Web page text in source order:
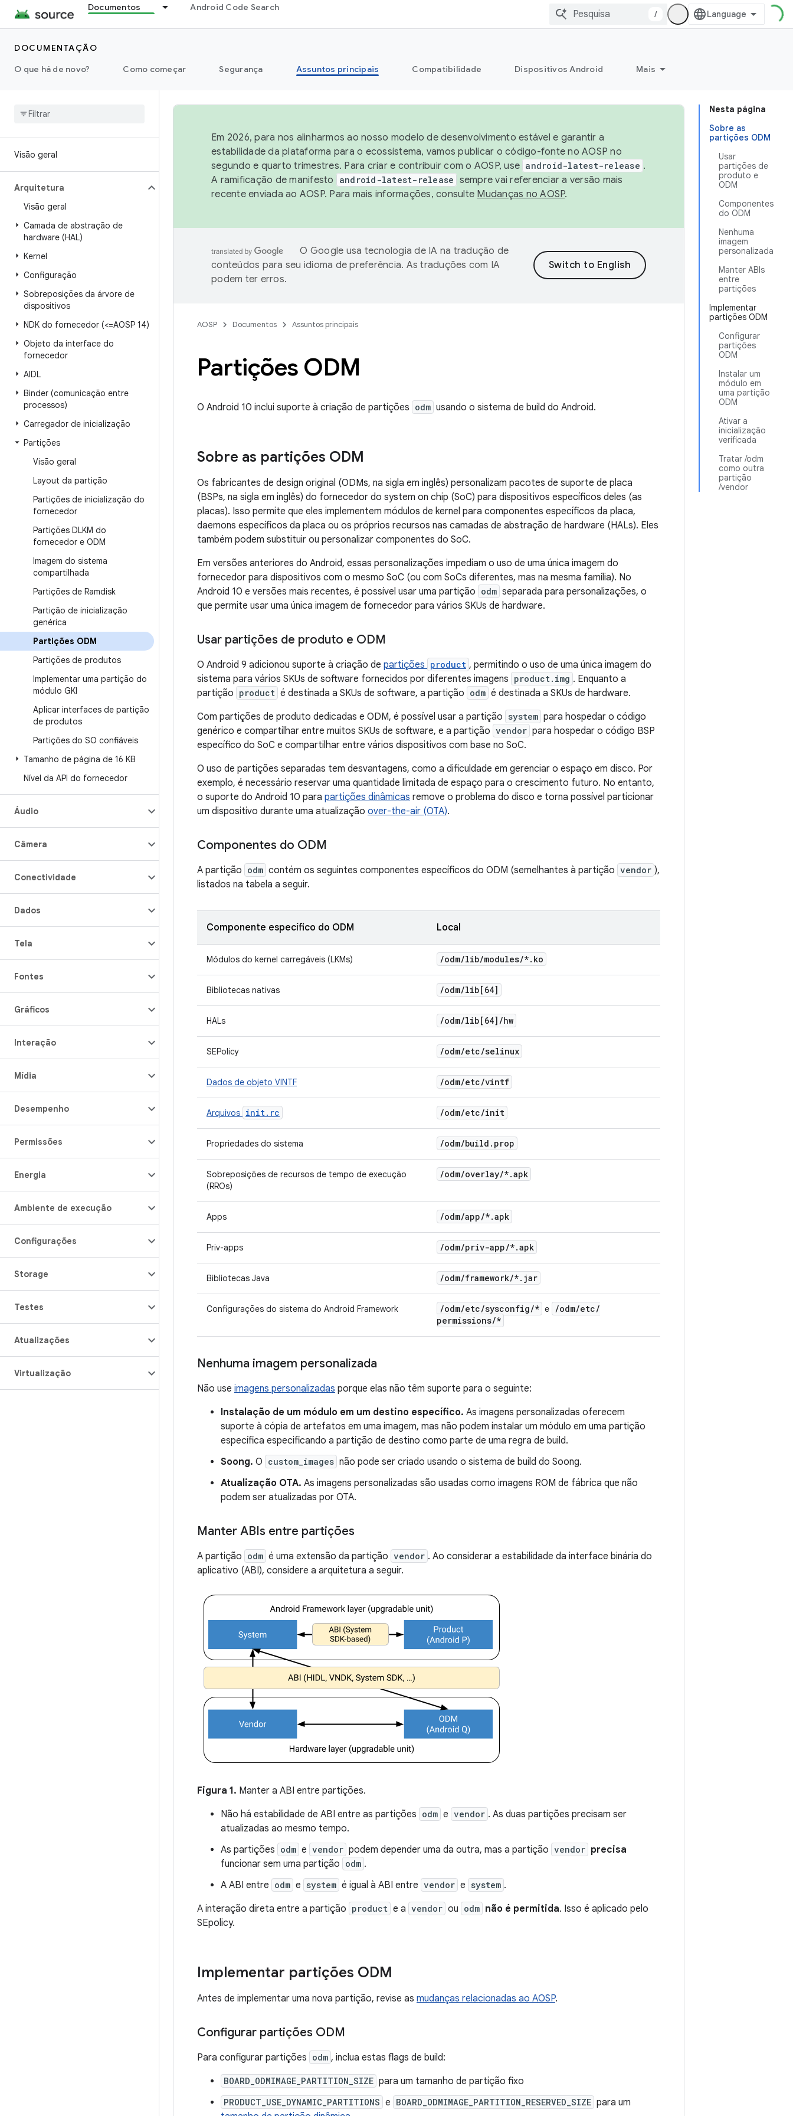
Documentos Android Code Search
/
DOCUMENTAÇÃO
O que há de novo?
Como começar Segurança Assuntos principais Compatibilidade Dispositivos Android Mais
Visão geral
Arquitetura
Visão geral
Camada de abstração de
hardware (HAL)
Kernel
Configuração
Sobreposições da árvore de
dispositivos
NDK do fornecedor (<=AOSP 14)
Objeto da interface do
fornecedor
AIDL
Binder (comunicação entre
processos)
Carregador de inicialização
Partições
Visão geral
Layout da partição
Partições de inicialização do
fornecedor
Partições DLKM do
fornecedor e ODM
Imagem do sistema
compartilhada
Partições de Ramdisk
Partição de inicialização
genérica
Partições ODM
Partições de produtos
Implementar uma partição do
módulo GKI
Aplicar interfaces de partição
de produtos
Partições do SO confiáveis
Tamanho de página de 16 KB
Nível da API do fornecedor
Áudio
Câmera
Conectividade
Dados
Tela
Fontes
Gráficos
Interação
Mídia
Desempenho
Permissões
Energia
Ambiente de execução
Configurações
Storage
Testes
Atualizações
Virtualização
Nesta página
Sobre as
partições ODM
Usar
partições de
produto e
ODM
Componentes
do ODM
Nenhuma
imagem
personalizada
Manter ABIs
entre
partições
Implementar
partições ODM
Configurar
partições
ODM
Instalar um
módulo em
uma partição
ODM
Ativar a
inicialização
verificada
Tratar /odm
como outra
partição
/vendor
Em 2026, para nos alinharmos ao nosso modelo de desenvolvimento estável e garantir a
estabilidade da plataforma para o ecossistema, vamos publicar o código-fonte no AOSP no
segundo e quarto trimestres. Para criar e contribuir com o AOSP, use android-latest-release .
A ramificação de manifesto
android-latest-release sempre vai referenciar a versão mais
recente enviada ao AOSP. Para mais informações, consulte Mudanças no AOSP.
O Google usa tecnologia de IA na tradução de
conteúdos para seu idioma de preferência. As traduções com IA
podem ter erros.
AOSP Documentos Assuntos principais
Partições ODM
O Android 10 inclui suporte à criação de partições odm usando o sistema de build do Android.
Sobre as partições ODM
Os fabricantes de design original (ODMs, na sigla em inglês) personalizam pacotes de suporte de placa
(BSPs, na sigla em inglês) do fornecedor do system on chip (SoC) para dispositivos específicos deles (as
placas). Isso permite que eles implementem módulos de kernel para componentes específicos da placa,
daemons específicos da placa ou os próprios recursos nas camadas de abstração de hardware (HALs). Eles
também podem substituir ou personalizar componentes do SoC.
Em versões anteriores do Android, essas personalizações impediam o uso de uma única imagem do
fornecedor para dispositivos com o mesmo SoC (ou com SoCs diferentes, mas na mesma família). No
Android 10 e versões mais recentes, é possível usar uma partição odm separada para personalizações, o
que permite usar uma única imagem de fornecedor para vários SKUs de hardware.
Usar partições de produto e ODM
O Android 9 adicionou suporte à criação de partições product , permitindo o uso de uma única imagem do
sistema para vários SKUs de software fornecidos por diferentes imagens product.img . Enquanto a
partição product é destinada a SKUs de software, a partição odm é destinada a SKUs de hardware.
Com partições de produto dedicadas e ODM, é possível usar a partição system para hospedar o código
genérico e compartilhar entre muitos SKUs de software, e a partição vendor para hospedar o código BSP
específico do SoC e compartilhar entre vários dispositivos com base no SoC.
O uso de partições separadas tem desvantagens, como a dificuldade em gerenciar o espaço em disco. Por
exemplo, é necessário reservar uma quantidade limitada de espaço para o crescimento futuro. No entanto,
o suporte do Android 10 para partições dinâmicas remove o problema do disco e torna possível particionar
um dispositivo durante uma atualização over-the-air (OTA).
Componentes do ODM
A partição odm contém os seguintes componentes específicos do ODM (semelhantes à partição vendor ),
listados na tabela a seguir.
Componente específico do ODM Local
Módulos do kernel carregáveis (LKMs) /odm/lib/modules/*. ko
Bibliotecas nativas /odm/lib[64]
HALs /odm/lib[64] /hw
SEPolicy /odm/etc/selinux
Dados de objeto VINTF /odm/etc/vintf
Arquivos init.rc /odm/etc/init
Propriedades do sistema /odm/build . prop
Sobreposições de recursos de tempo de execução
(RROs)
/odm/overlay/*.apk
Apps /odm/app/*.apk
Priv-apps /odm/priv-app/*.apk
Bibliotecas Java /odm/framework/*. jar
Configurações do sistema do Android Framework /odm/etc/sysconfig/* e /odm/etc/
permissions/*
Nenhuma imagem personalizada
Não use imagens personalizadas porque elas não têm suporte para o seguinte:
Instalação de um módulo em um destino específico. As imagens personalizadas oferecem
suporte à cópia de artefatos em uma imagem, mas não podem instalar um módulo em uma partição
específica especificando a partição de destino como parte de uma regra de build.
Soong. O custom_images não pode ser criado usando o sistema de build do Soong.
Atualização OTA. As imagens personalizadas são usadas como imagens ROM de fábrica que não
podem ser atualizadas por OTA.
Manter ABIs entre partições
A partição odm é uma extensão da partição vendor . Ao considerar a estabilidade da interface binária do
aplicativo (ABI), considere a arquitetura a seguir.
Figura 1. Manter a ABI entre partições.
Não há estabilidade de ABI entre as partições odm e vendor . As duas partições precisam ser
atualizadas ao mesmo tempo.
As partições odm e vendor podem depender uma da outra, mas a partição vendor precisa
funcionar sem uma partição odm .
A ABI entre odm e system é igual à ABI entre vendor e system .
A interação direta entre a partição product e a vendor ou odm não é permitida. Isso é aplicado pelo
SEpolicy.
Implementar partições ODM
Antes de implementar uma nova partição, revise as mudanças relacionadas ao AOSP.
Configurar partições ODM
Para configurar partições odm , inclua estas flags de build:
BOARD_ODMIMAGE_PARTITION_SIZE para um tamanho de partição fixo
PRODUCT_USE_DYNAMIC_PARTITIONS e BOARD_ODMIMAGE_PARTITION_RESERVED_SIZE para um